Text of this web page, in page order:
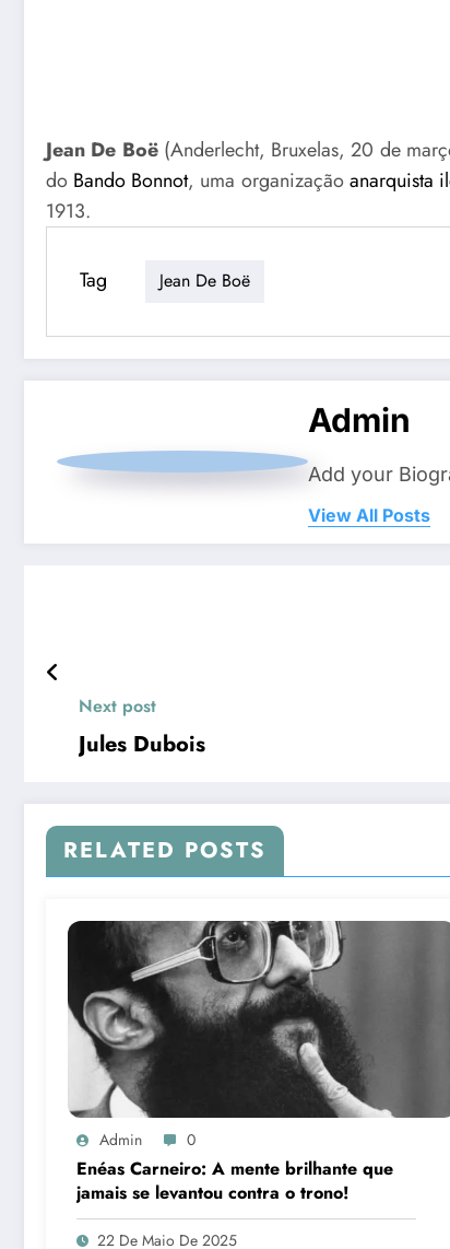
Jean De Boë(Anderlecht, Bruxelas, 20 de
do Bando Bonnot, uma organizaçãoanarquista
1913.
Tag Jean De Boë
Admin
Add your
View All Posts
Next post
Jules Dubois
RELATED POSTS
Admin 0
Enéas Carneiro: A mente brilhante que
jamais se levantou contra o trono!
22 De Maio De 2025